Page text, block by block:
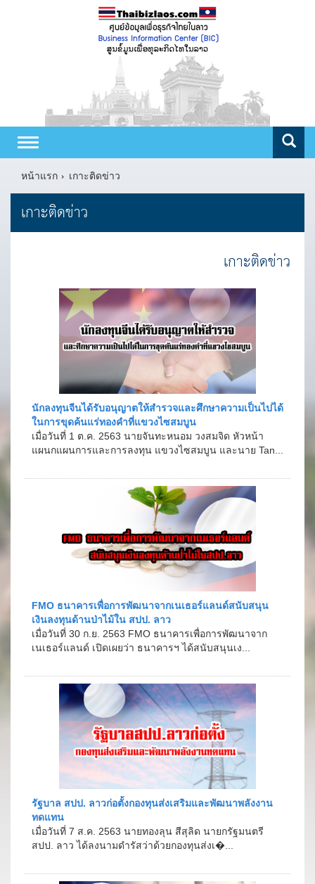
Toggle
navigation
หน้าแรก
เกาะติดข่าว
เกาะติดข่าว
เกาะติดข่าว
นักลงทุนจีนได้รับอนุญาตให้สำรวจและศึกษาความเป็นไปได้
ในการขุดค้นแร่ทองคำที่แขวงไซสมบูน
เมื่อวันที่ 1 ต.ค. 2563 นายจันทะหนอม วงสมจิด หัวหน้า
แผนกแผนการและการลงทุน แขวงไซสมบูน และนาย Tan...
FMO ธนาคารเพื่อการพัฒนาจากเนเธอร์แลนด์สนับสนุน
เงินลงทุนด้านป่าไม้ใน สปป. ลาว
เมื่อวันที่ 30 ก.ย. 2563 FMO ธนาคารเพื่อการพัฒนาจาก
เนเธอร์แลนด์ เปิดเผยว่า ธนาคารฯ ได้สนับสนุนเง...
รัฐบาล สปป. ลาวก่อตั้งกองทุนส่งเสริมและพัฒนาพลังงาน
ทดแทน
เมื่อวันที่ 7 ส.ค. 2563 นายทองลุน สีสุลิด นายกรัฐมนตรี
สปป. ลาว ได้ลงนามดำรัสว่าด้วยกองทุนส่งเ�...